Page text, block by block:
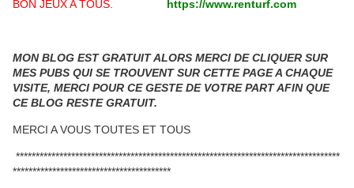
BON JEUX A TOUS.
https://www.renturf.com
MON BLOG EST GRATUIT ALORS MERCI DE CLIQUER SUR
MES PUBS QUI SE TROUVENT SUR CETTE PAGE A CHAQUE
VISITE, MERCI POUR CE GESTE DE VOTRE PART AFIN QUE
CE BLOG RESTE GRATUIT.
MERCI A VOUS TOUTES ET TOUS
**********************************************************************************
****************************************